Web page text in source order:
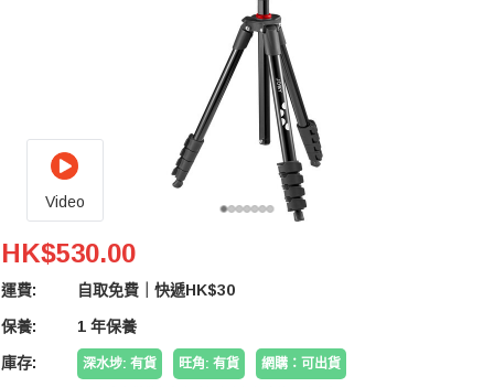
Video
JOBY JB01762-BWW Compact Action Tripod 輕巧
HK$530.00
運費: 自取免費｜快遞HK$30
保養: 1 年保養
庫存: 深水埗: 有貨 旺角: 有貨 網購：可出貨